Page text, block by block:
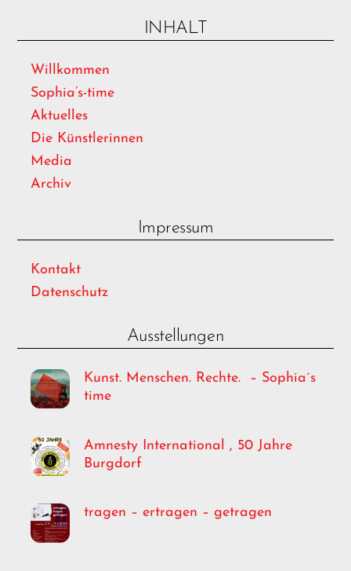
Top
INHALT
Willkommen
Sophia’s-time
Aktuelles
Die Künstlerinnen
Media
Archiv
Impressum
Kontakt
Datenschutz
Ausstellungen
Kunst. Menschen. Rechte. – Sophia´s
time
Amnesty International , 50 Jahre
Burgdorf
tragen – ertragen – getragen